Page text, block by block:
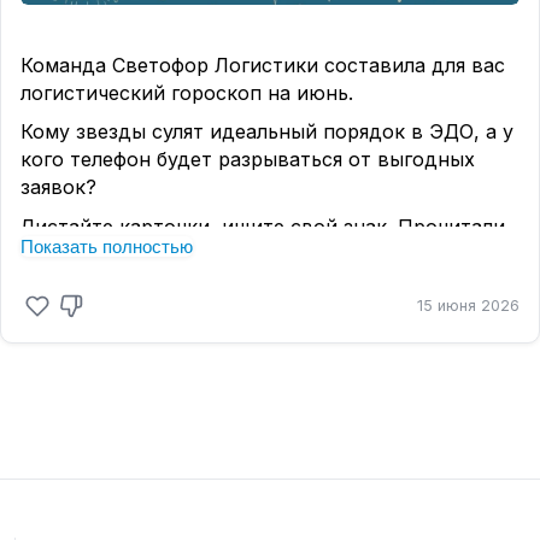
Команда Светофор Логистики составила для вас
логистический гороскоп на июнь.
Кому звезды сулят идеальный порядок в ЭДО, а у
кого телефон будет разрываться от выгодных
заявок?
Листайте карточки, ищите свой знак. Прочитали,
поставьте ❤️
Показать полностью
15 июня 2026